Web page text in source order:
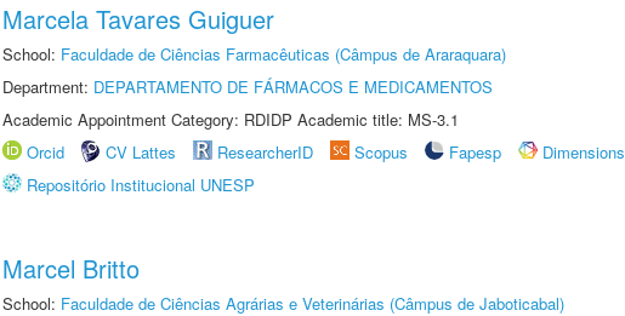
Marcela Tavares Guiguer
School: Faculdade de Ciências Farmacêuticas (Câmpus de Araraquara)
Department: DEPARTAMENTO DE FÁRMACOS E MEDICAMENTOS
Academic Appointment Category: RDIDP Academic title: MS-3.1
Orcid
CV Lattes ResearcherID Scopus Fapesp
Dimensions
Repositório Institucional UNESP
Marcel Britto
School: Faculdade de Ciências Agrárias e Veterinárias (Câmpus de Jaboticabal)